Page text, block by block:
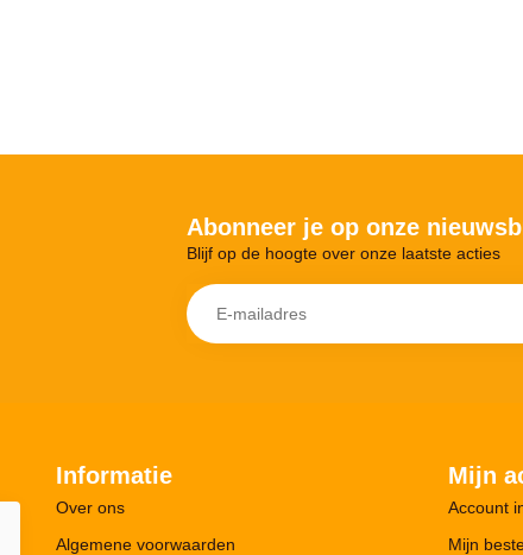
Abonneer je op onze
Blijf op de hoogte over onze laatste acties
Informatie
Over ons
Algemene voorwaarden
Mijn
Account
Mijn